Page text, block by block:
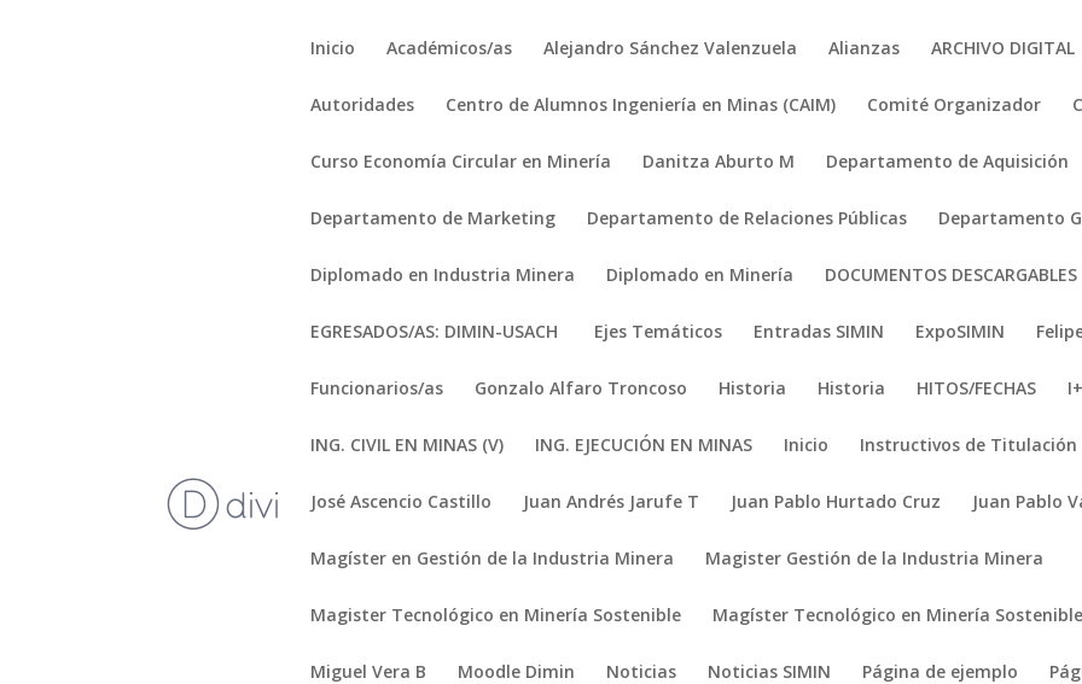
Inicio Académicos/as Alejandro Sánchez Valenzuela Alianzas ARCHIVO DIGITAL
Autoridades Centro de Alumnos Ingeniería en Minas (CAIM) Comité Organizador
Curso Economía Circular en Minería Danitza Aburto M Departamento de Aquisición
Departamento de Marketing Departamento de Relaciones Públicas Departamento
Diplomado en Industria Minera Diplomado en Minería DOCUMENTOS DESCARGABLES
EGRESADOS/AS: DIMIN-USACH Ejes Temáticos Entradas SIMIN ExpoSIMIN
Funcionarios/as Gonzalo Alfaro Troncoso Historia Historia HITOS/FECHAS
ING. CIVIL EN MINAS (V) ING. EJECUCIÓN EN MINAS Inicio Instructivos de Titulación
José Ascencio Castillo Juan Andrés Jarufe T Juan Pablo Hurtado Cruz Juan Pablo
Magíster en Gestión de la Industria Minera Magister Gestión de la Industria Minera
Magister Tecnológico en Minería Sostenible Magíster Tecnológico en Minería Sostenible
Miguel Vera B Moodle Dimin Noticias Noticias SIMIN Página de ejemplo